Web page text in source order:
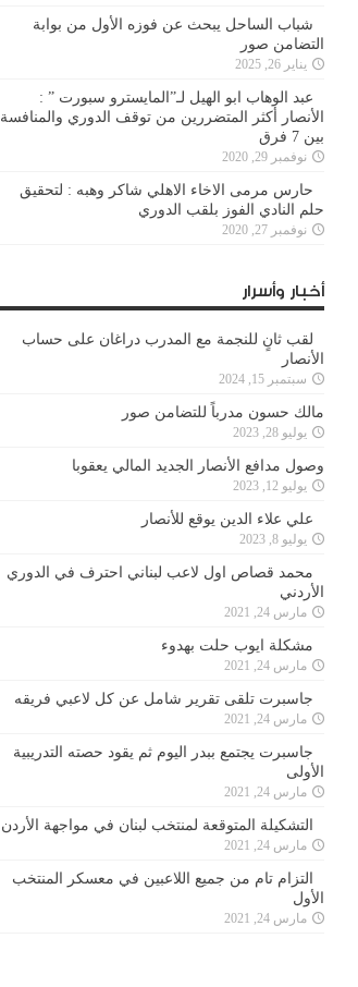
شباب الساحل يبحث عن فوزه الأول من بوابة
التضامن صور
يناير 26, 2025
عبد الوهاب ابو الهيل لـ”المايسترو سبورت ” :
الأنصار أكثر المتضررين من توقف الدوري والمنافسة
بين 7 فرق
نوفمبر 29, 2020
حارس مرمى الاخاء الاهلي شاكر وهبه : لتحقيق
حلم النادي الفوز بلقب الدوري
نوفمبر 27, 2020
أخبار وأسرار
لقب ثانٍ للنجمة مع المدرب دراغان على حساب
الأنصار
سبتمبر 15, 2024
مالك حسون مدرباً للتضامن صور
يوليو 28, 2023
وصول مدافع الأنصار الجديد المالي يعقوبا
يوليو 12, 2023
علي علاء الدين يوقع للأنصار
يوليو 8, 2023
محمد قصاص اول لاعب لبناني احترف في الدوري
الأردني
مارس 24, 2021
مشكلة ايوب حلت بهدوء
مارس 24, 2021
جاسبرت تلقى تقرير شامل عن كل لاعبي فريقه
مارس 24, 2021
جاسبرت يجتمع ببدر اليوم ثم يقود حصته التدريبية
الأولى
مارس 24, 2021
التشكيلة المتوقعة لمنتخب لبنان في مواجهة الأردن
مارس 24, 2021
التزام تام من جميع اللاعبين في معسكر المنتخب
الأول
مارس 24, 2021